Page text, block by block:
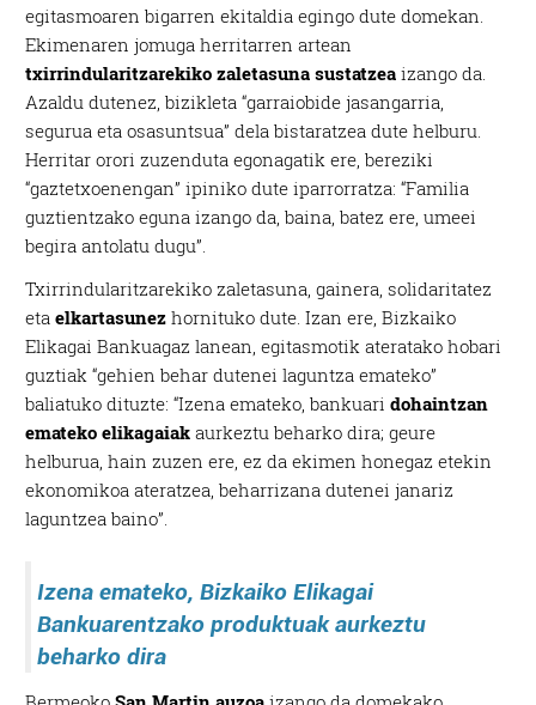
egitasmoaren bigarren ekitaldia egingo dute domekan.
Ekimenaren jomuga herritarren artean
txirrindularitzarekiko zaletasuna sustatzea izango da.
Azaldu dutenez, bizikleta “garraiobide jasangarria,
segurua eta osasuntsua” dela bistaratzea dute helburu.
Herritar orori zuzenduta egonagatik ere, bereziki
“gaztetxoenengan” ipiniko dute iparrorratza: “Familia
guztientzako eguna izango da, baina, batez ere, umeei
begira antolatu dugu”.
Txirrindularitzarekiko zaletasuna, gainera, solidaritatez
etaelkartasunez hornituko dute. Izan ere, Bizkaiko
Elikagai Bankuagaz lanean, egitasmotik ateratako hobari
guztiak “gehien behar dutenei laguntza emateko”
baliatuko dituzte: “Izena emateko, bankuaridohaintzan
emateko elikagaiak aurkeztu beharko dira; geure
helburua, hain zuzen ere, ez da ekimen honegaz etekin
ekonomikoa ateratzea, beharrizana dutenei janariz
laguntzea baino”.
Izena emateko, Bizkaiko Elikagai
Bankuarentzako produktuak aurkeztu
beharko dira